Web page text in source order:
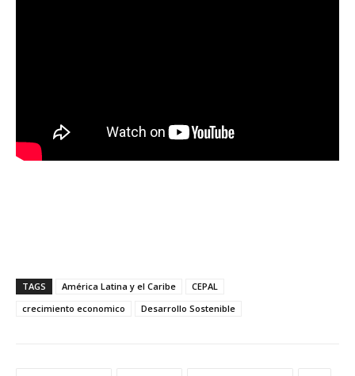
TAGS América Latina y el Caribe
CEPAL
crecimiento economico
Desarrollo Sostenible